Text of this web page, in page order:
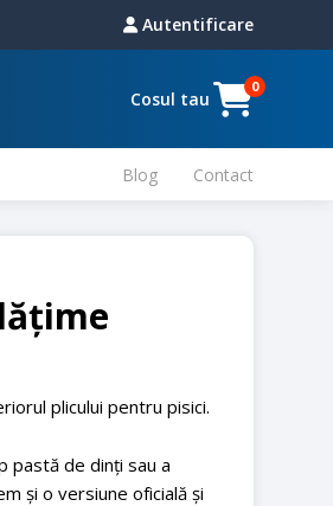
Autentificare
Cosul tau
0
Blog Contact
plicului pentru pisici.
pastă de dinți sau a
și o versiune oficială și